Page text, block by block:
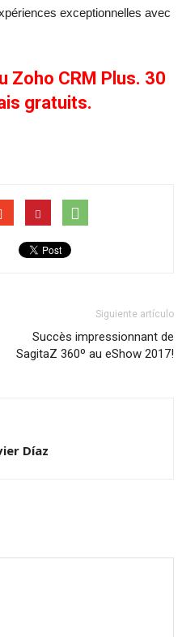
exceptionnelles avec
Zoho CRM Plus. 30
gratuits.
Siguiente artículo
Succès impressionnant de
SagitaZ 360º au eShow 2017!
Díaz